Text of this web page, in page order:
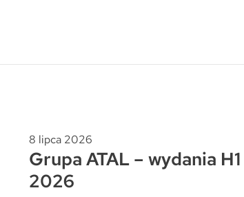
Wrocław
8 lipca 2026
Grupa ATAL – wydania H1
2026